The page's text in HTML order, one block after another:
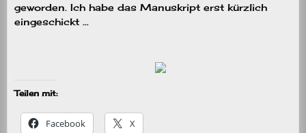
geworden. Ich habe das Manuskript erst kürzlich
eingeschickt …
Teilen mit:
Facebook X